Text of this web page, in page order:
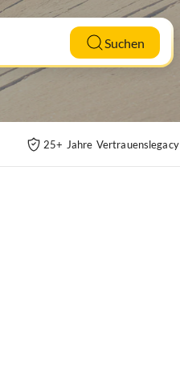
Suchen
25+ Jahre Vertrauenslegacy